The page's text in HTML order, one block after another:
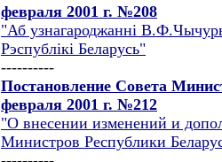
февраля 2001 г. №208
"Аб узнагароджаннi
Рэспублiкi Беларусь"
----------
Постановление Совета
февраля 2001 г. №212
"О внесении изменений и
Министров Республики